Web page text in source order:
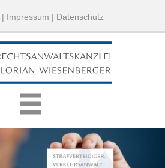
| Impressum | Datenschutz